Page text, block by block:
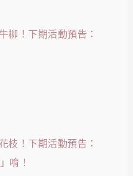
柳！下期活動預告：
枝！下期活動預告：
唷！